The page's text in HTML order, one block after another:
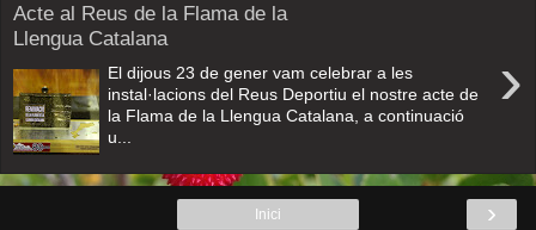
Acte al Reus de la Flama de la
Llengua Catalana
›
El dijous 23 de gener vam celebrar a les
instal·lacions del Reus Deportiu el nostre acte de
la Flama de la Llengua Catalana, a continuació
u...
›
Inici